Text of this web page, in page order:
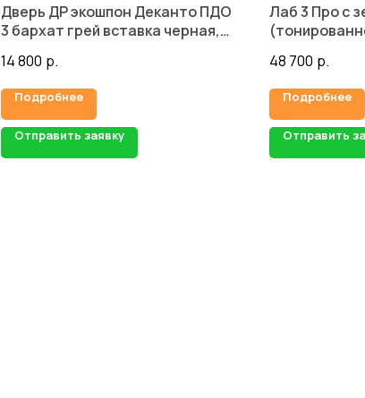
Дверь ДР экошпон Деканто ПДО
3 бархат грей вставка черная,
14 800 р.
Подробнее
Отправить заявку
Лаб 3 Про с
48 700 р.
Подробнее
Отправить